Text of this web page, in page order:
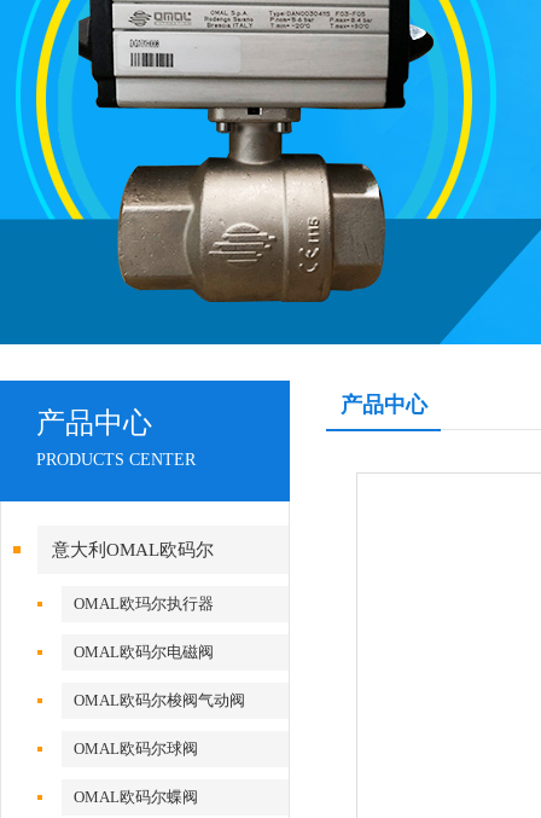
产品中心
PRODUCTS CENTER
意大利OMAL欧码尔
OMAL欧玛尔执行器
OMAL欧码尔电磁阀
OMAL欧码尔梭阀气动阀
OMAL欧码尔球阀
OMAL欧码尔蝶阀
产品中心